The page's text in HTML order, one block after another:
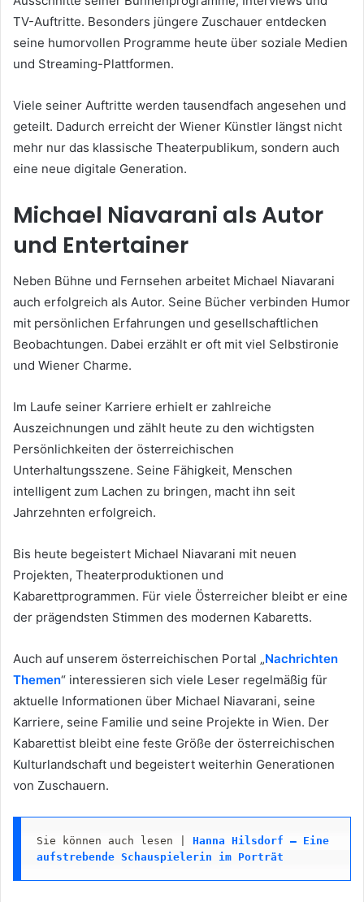
TV-Auftritte. Besonders jüngere Zuschauer entdecken
seine humorvollen Programme heute über soziale Medien
und Streaming-Plattformen.
Viele seiner Auftritte werden tausendfach angesehen und
geteilt. Dadurch erreicht der Wiener Künstler längst nicht
mehr nur das klassische Theaterpublikum, sondern auch
eine neue digitale Generation.
Michael Niavarani als Autor
und Entertainer
Neben Bühne und Fernsehen arbeitet Michael Niavarani
auch erfolgreich als Autor. Seine Bücher verbinden Humor
mit persönlichen Erfahrungen und gesellschaftlichen
Beobachtungen. Dabei erzählt er oft mit viel Selbstironie
und Wiener Charme.
Im Laufe seiner Karriere erhielt er zahlreiche
Auszeichnungen und zählt heute zu den wichtigsten
Persönlichkeiten der österreichischen
Unterhaltungsszene. Seine Fähigkeit, Menschen
intelligent zum Lachen zu bringen, macht ihn seit
Jahrzehnten erfolgreich.
Bis heute begeistert Michael Niavarani mit neuen
Projekten, Theaterproduktionen und
Kabarettprogrammen. Für viele Österreicher bleibt er eine
der prägendsten Stimmen des modernen Kabaretts.
Auch auf unserem österreichischen Portal „Nachrichten
Themen“ interessieren sich viele Leser regelmäßig für
aktuelle Informationen über Michael Niavarani, seine
Karriere, seine Familie und seine Projekte in Wien. Der
Kabarettist bleibt eine feste Größe der österreichischen
Kulturlandschaft und begeistert weiterhin Generationen
von Zuschauern.
Sie können auch lesen | Hanna Hilsdorf – Eine
aufstrebende Schauspielerin im Porträt